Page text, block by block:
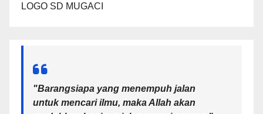
LOGO SD MUGACI
"Barangsiapa yang menempuh jalan
untuk mencari ilmu, maka Allah akan